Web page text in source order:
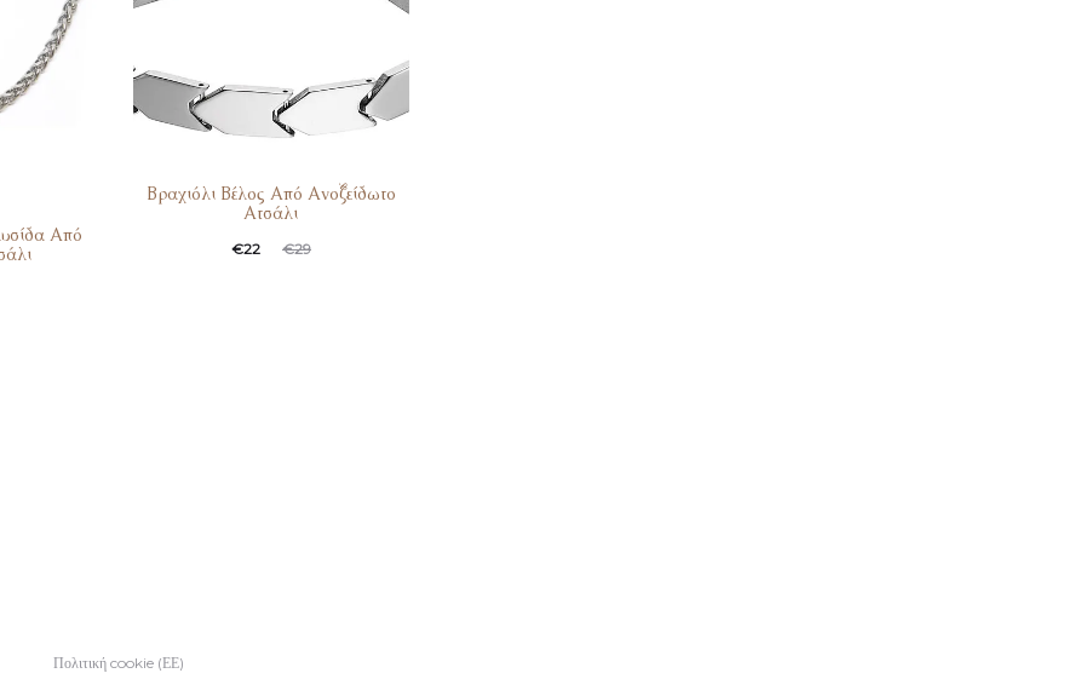
Από
Βραχιόλι Βέλος Από Ανοξείδωτο
Ατσάλι
€29
€22
Πολιτική cookie (ΕΕ)